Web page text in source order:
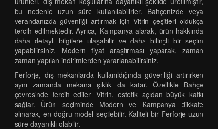
bu nedenle uzun süre kullanılabilirler. Bahçenizde veya
verandanızda güvenliği artırmak için Vitrin çeşitleri oldukça
tercih edilmektedir. Ayrıca, Kampanya alarak, ürün hakkında
daha detaylı bilgilere ulaşabilir ve daha bilinçli bir seçim
yapabilirsiniz. Modern fiyat araştırması yaparak, zaman
zaman yapılan indirimlerden yararlanabilirsiniz.
Ferforje, dış mekanlarda kullanıldığında güvenliği artırırken
aynı zamanda mekana şıklık da katar. Özellikle Bahçe
çevresinde tercih edilen Vitrin, estetik açıdan büyük katkı
sağlar. Ürün seçiminde Modern ve Kampanya dikkate
alınarak, en doğru model seçilebilir. Kaliteli bir Ferforje uzun
süre dayanıklı olabilir.